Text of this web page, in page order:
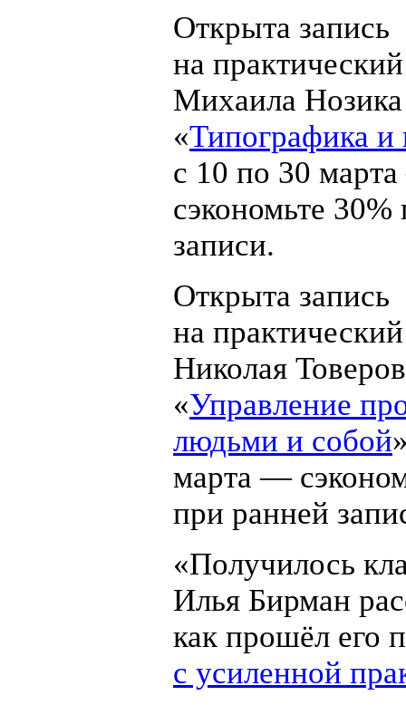
Открыта запись
на
Михаила Нозика
«Типографика и
с 10 по 30
сэкономьте
записи.
Открыта запись
на
Николая
«Управление
людьми и собой
марта —
при ранней
«Получилось
Илья Бирман
как прошёл его
с усиленной